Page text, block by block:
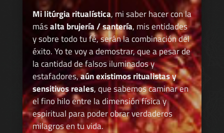
Mi litúrgia ritualística, mi saber hacer con la
másalta brujería / santería, mis entidades
y sobre todo tu fé, serán la combinación del
éxito. Yo te voy a demostrar, que a pesar de
la cantidad de falsos iluminados y
estafadores,aún existimos ritualistas y
sensitivos reales, que sabemos caminar en
el fino hilo entre la dimensión física y
espiritual para poder obrar verdaderos
milagros en tu vida.